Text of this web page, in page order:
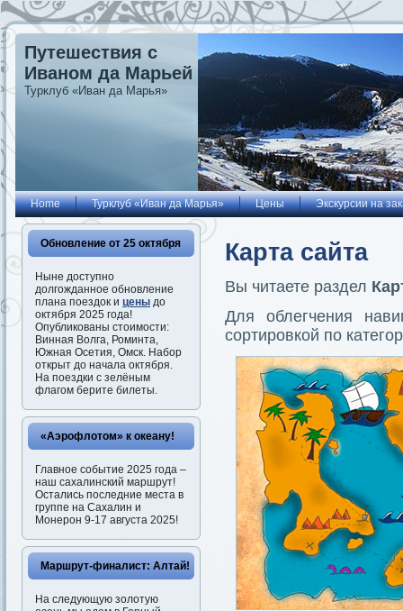
Путешествия с
Иваном да Марьей
Турклуб «Иван да Марья»
Home Турклуб «Иван да Марья» Цены Экскурсии на
Обновление от 25 октября
Ныне доступно
долгожданное обновление
плана поездок и цены до
октября 2025 года!
Опубликованы стоимости:
Винная Волга, Роминта,
Южная Осетия, Омск. Набор
открыт до начала октября.
На поездки с зелёным
флагом берите билеты.
«Аэрофлотом» к океану!
Главное событие 2025 года –
наш сахалинский маршрут!
Остались последние места в
группе на Сахалин и
Монерон 9-17 августа 2025!
Маршрут-финалист: Алтай!
На следующую золотую
Карта сайта
Вы читаете раздел
Для облегчения
сортировкой по